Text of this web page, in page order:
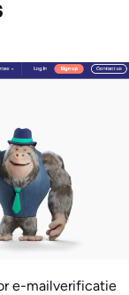
e-mailverificatie